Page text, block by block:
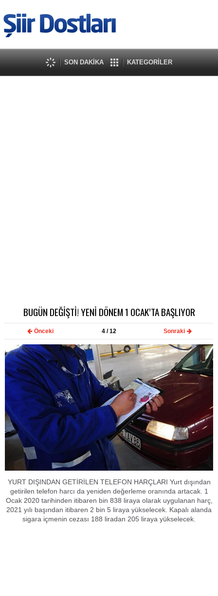
SON DAKİKA KATEGORİLER
BUGÜN DEĞİŞTİ! YENİ DÖNEM 1 OCAK’TA BAŞLIYOR
Önceki 4/ 12 Sonraki
YURT DIŞINDAN GETİRİLEN TELEFON HARÇLARI Yurt dışından
getirilen telefon harcı da yeniden değerleme oranında artacak. 1
Ocak 2020 tarihinden itibaren bin 838 liraya olarak uygulanan harç,
2021 yılı başından itibaren 2 bin 5 liraya yükselecek. Kapalı alanda
sigara içmenin cezası 188 liradan 205 liraya yükselecek.